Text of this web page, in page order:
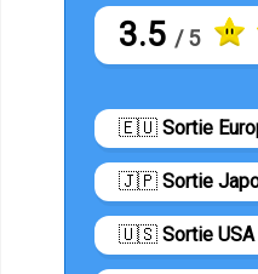
3.5 / 5
🇪🇺 Sortie
🇯🇵 Sortie
🇺🇸 Sortie USA